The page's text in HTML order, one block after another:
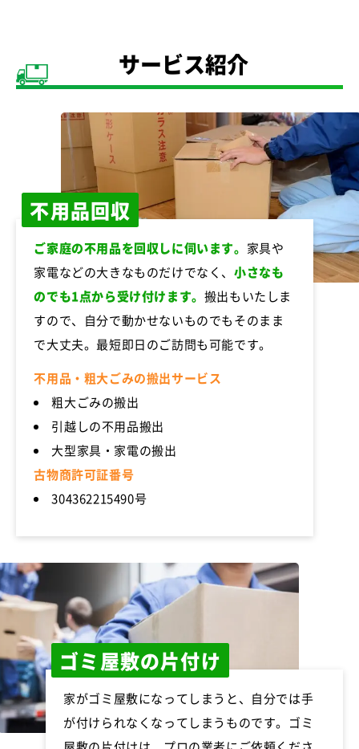
サービス紹介
不用品回収
ご家庭の不用品を回収しに伺います。 家具や
家電などの大きなものだけでなく、小さなも
のでも1点から受け付けます。 搬出もいたしま
すので、自分で動かせないものでもそのまま
で大丈夫。最短即日のご訪問も可能です。
不用品・粗大ごみの搬出サービス
粗大ごみの搬出
引越しの不用品搬出
大型家具・家電の搬出
古物商許可証番号
304362215490号
ゴミ屋敷の片付け
家がゴミ屋敷になってしまうと、自分では手
が付けられなくなってしまうものです。ゴミ